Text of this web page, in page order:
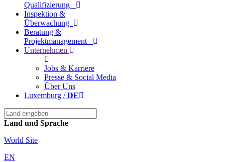
Qualifizierung
Inspektion &
Überwachung
Beratung &
Projektmanagement
Unternehmen
Jobs & Karriere
Presse & Social Media
Über Uns
Luxemburg /DE
Land und Sprache
World Site
EN